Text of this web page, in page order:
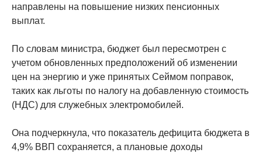
направлены на повышение низких пенсионных
выплат.
По словам министра, бюджет был пересмотрен с
учетом обновленных предположений об изменении
цен на энергию и уже принятых Сеймом поправок,
таких как льготы по налогу на добавленную стоимость
(НДС) для служебных электромобилей.
Она подчеркнула, что показатель дефицита бюджета в
4,9% ВВП сохраняется, а плановые доходы